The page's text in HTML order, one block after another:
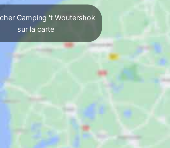
Camping 't Woutershok
sur la carte